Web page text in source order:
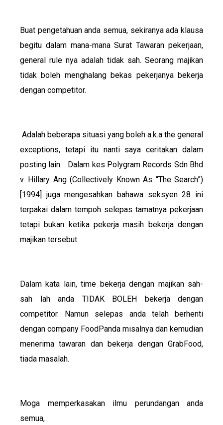
Buat pengetahuan anda semua, sekiranya ada klausa
begitu dalam mana-mana Surat Tawaran pekerjaan,
general rule nya adalah tidak sah. Seorang majikan
tidak boleh menghalang bekas pekerjanya bekerja
dengan competitor.
Adalah beberapa situasi yang boleh a.k.a the general
exceptions, tetapi itu nanti saya ceritakan dalam
posting lain. . Dalam kes Polygram Records Sdn Bhd
v. Hillary Ang (Collectively Known As “The Search”)
[1994] juga mengesahkan bahawa seksyen 28 ini
terpakai dalam tempoh selepas tamatnya pekerjaan
tetapi bukan ketika pekerja masih bekerja dengan
majikan tersebut.
Dalam kata lain, time bekerja dengan majikan sah-
sah lah anda TIDAK BOLEH bekerja dengan
competitor. Namun selepas anda telah berhenti
dengan company FoodPanda misalnya dan kemudian
menerima tawaran dan bekerja dengan GrabFood,
tiada masalah.
Moga memperkasakan ilmu perundangan anda
semua,